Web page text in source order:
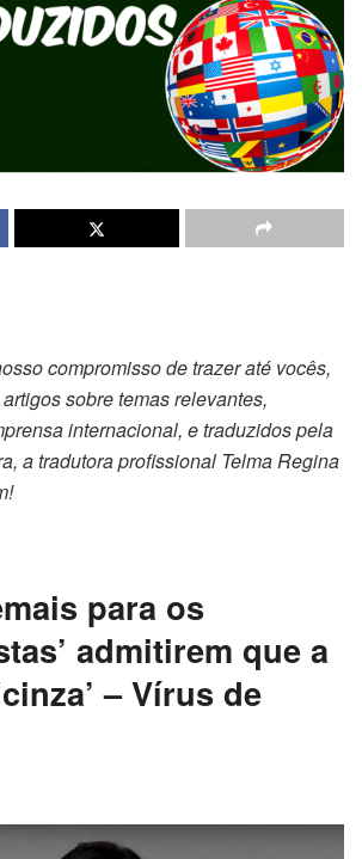
compromisso de trazer até vocês,
sobre temas relevantes,
internacional, e traduzidos pela
a tradutora profissional Telma Regina
para os
admitirem que a
– Vírus de